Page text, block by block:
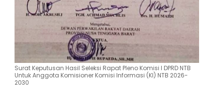
Surat Keputusan Hasil Seleksi Rapat Pleno Komisi I DPRD NTB
Untuk Anggota Komisioner Komisi Informasi (KI) NTB 2026-
2030